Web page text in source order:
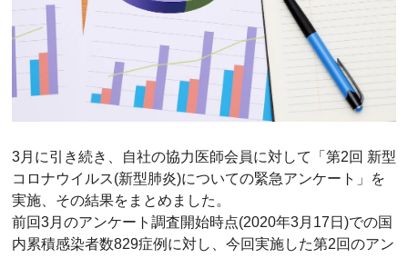
3月に引き続き、自社の協力医師会員に対して「第2回 新型
コロナウイルス(新型肺炎)についての緊急アンケート」を
実施、その結果をまとめました。
前回3月のアンケート調査開始時点(2020年3月17日)での国
内累積感染者数829症例に対し、今回実施した第2回のアン